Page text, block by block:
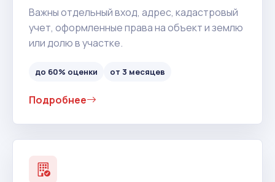
Важны отдельный вход, адрес, кадастровый
учет, оформленные права на объект и землю
или долю в участке.
до 60% оценки от 3 месяцев
Подробнее